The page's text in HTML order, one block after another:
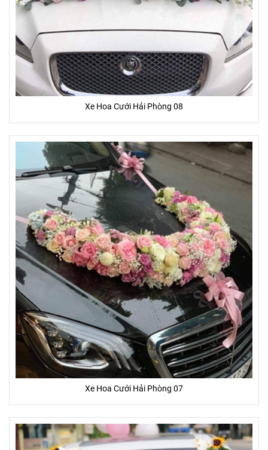
Xe Hoa Cưới Hải Phòng 08
Xe Hoa Cưới Hải Phòng 07